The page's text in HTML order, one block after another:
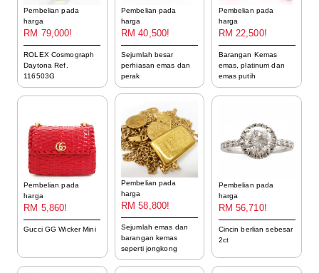
Pembelian pada
harga
RM 79,000!
ROLEX Cosmograph
Daytona Ref.
116503G
Pembelian pada
harga
RM 40,500!
Sejumlah besar
perhiasan emas dan
perak
Pembelian pada
harga
RM 22,500!
Barangan Kemas
emas, platinum dan
emas putih
Pembelian pada
harga
RM 5,860!
Gucci GG Wicker Mini
Pembelian pada
harga
RM 58,800!
Sejumlah emas dan
barangan kemas
seperti jongkong
Pembelian pada
harga
RM 56,710!
Cincin berlian sebesar
2ct